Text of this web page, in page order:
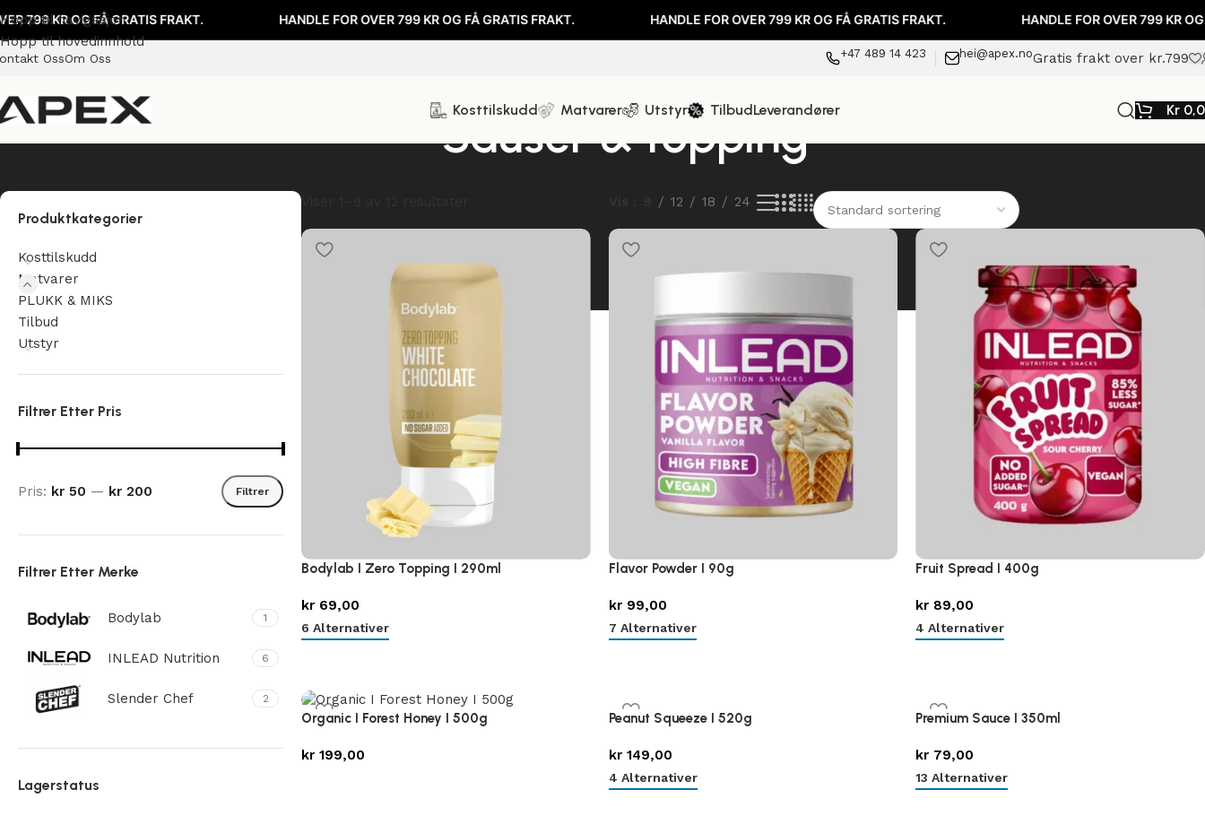
KR OG FÅ GRATIS FRAKT. HANDLE FOR OVER 799 KR OG FÅ GRATIS FRAKT. HANDLE FOR OVER 799 KR OG FÅ GRATIS FRAKT. HANDLE FOR OVER 799 KR OG FÅ
Hopp til navigasjon
Hopp til hovedinnhold
OssOm Oss +47 489 14 423 hei@apex.noGratis frakt over kr.799
Kosttilskudd Matvarer Utstyr TilbudLeverandører Kr
Sauser & topping
Produktkategorier
Kosttilskudd
Matvarer
PLUKK & MIKS
Tilbud
Utstyr
Filtrer Etter Pris
Filtrer
Pris: kr 50 — kr 200
Filtrer Etter Merke
Bodylab 1
INLEAD Nutrition 6
Slender Chef 2
Lagerstatus
12 18 24
Bodylab I Zero Topping I 290ml
kr 69,00
6 Alternativer
Flavor Powder I 90g
kr99,00
7 Alternativer
Fruit Spread I 400g
kr 89,00
4 Alternativer
Organic I Forest Honey I 500g
kr 199,00
Peanut Squeeze I 520g
kr149,00
4 Alternativer
Premium Sauce I 350ml
kr 79,00
13 Alternativer